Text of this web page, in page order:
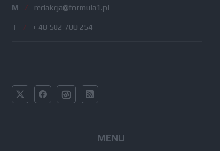
M / redakcja@formula1.pl
T / + 48 502 700 254
MENU